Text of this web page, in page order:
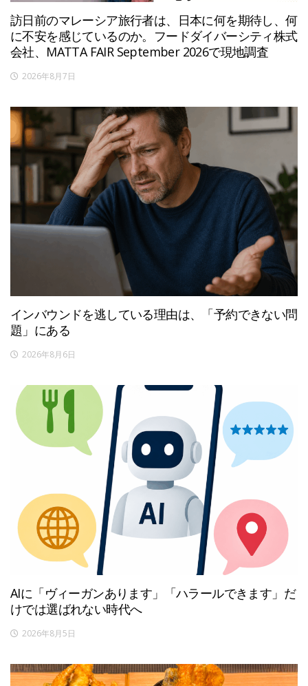
訪日前のマレーシア旅行者は、日本に何を期待し、何
に不安を感じているのか。フードダイバーシティ株式
会社、MATTA FAIR September 2026で現地調査
2026年8月7日
インバウンドを逃している理由は、「予約できない問
題」にある
2026年8月6日
AIに「ヴィーガンあります」「ハラールできます」だ
けでは選ばれない時代へ
2026年8月5日